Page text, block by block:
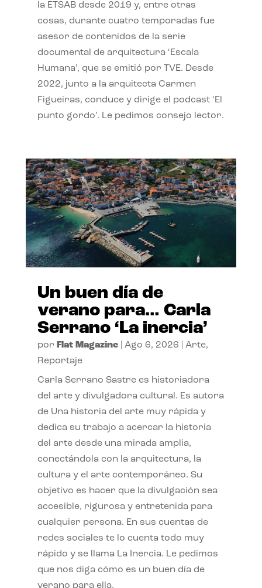
la ETSAB desde 2019 y, entre otras
cosas, durante cuatro temporadas fue
asesor de contenidos de la serie
documental de arquitectura ‘Escala
Humana’, que se emitió por TVE. Desde
2022, junto a la arquitecta Carmen
Figueiras, conduce y dirige el podcast ‘El
punto gordo’. Le pedimos consejo lector.
Un buen día de
verano para… Carla
Serrano ‘La inercia’
por Flat Magazine| Ago 6, 2026 Arte,
Reportaje
Carla Serrano Sastre es historiadora
del arte y divulgadora cultural. Es autora
de Una historia del arte muy rápida y
dedica su trabajo a acercar la historia
del arte desde una mirada amplia,
conectándola con la arquitectura, la
cultura y el arte contemporáneo. Su
objetivo es hacer que la divulgación sea
accesible, rigurosa y entretenida para
cualquier persona. En sus cuentas de
redes sociales te lo cuenta todo muy
rápido y se llama La Inercia. Le pedimos
que nos diga cómo es un buen día de
verano para ella.